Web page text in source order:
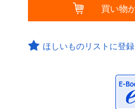
ほしいものリストに登録